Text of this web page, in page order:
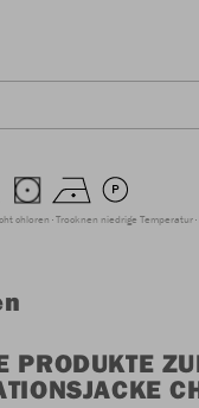
chloren Trocknen niedrige Temperatur
PRODUKTE